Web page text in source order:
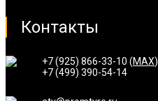
Контакты
+7 (925) 866-33-10 (MAX)
+7 (499) 390-54-14